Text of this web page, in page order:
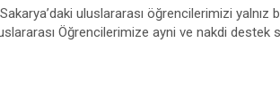
uluslararası öğrencilerimizi yalnız
Öğrencilerimize ayni ve nakdi destek